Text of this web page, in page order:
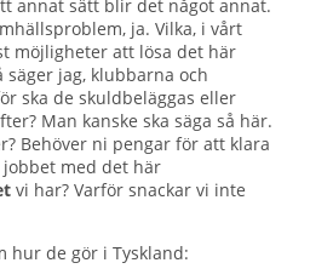
annat sätt blir det något annat.
ja. Vilka, i vårt
möjligheter att lösa det här
säger jag, klubbarna och
ska de skuldbeläggas eller
Man kanske ska säga så här.
Behöver ni pengar för att klara
med det här
vi har? Varför snackar vi inte
hur de gör i Tyskland: